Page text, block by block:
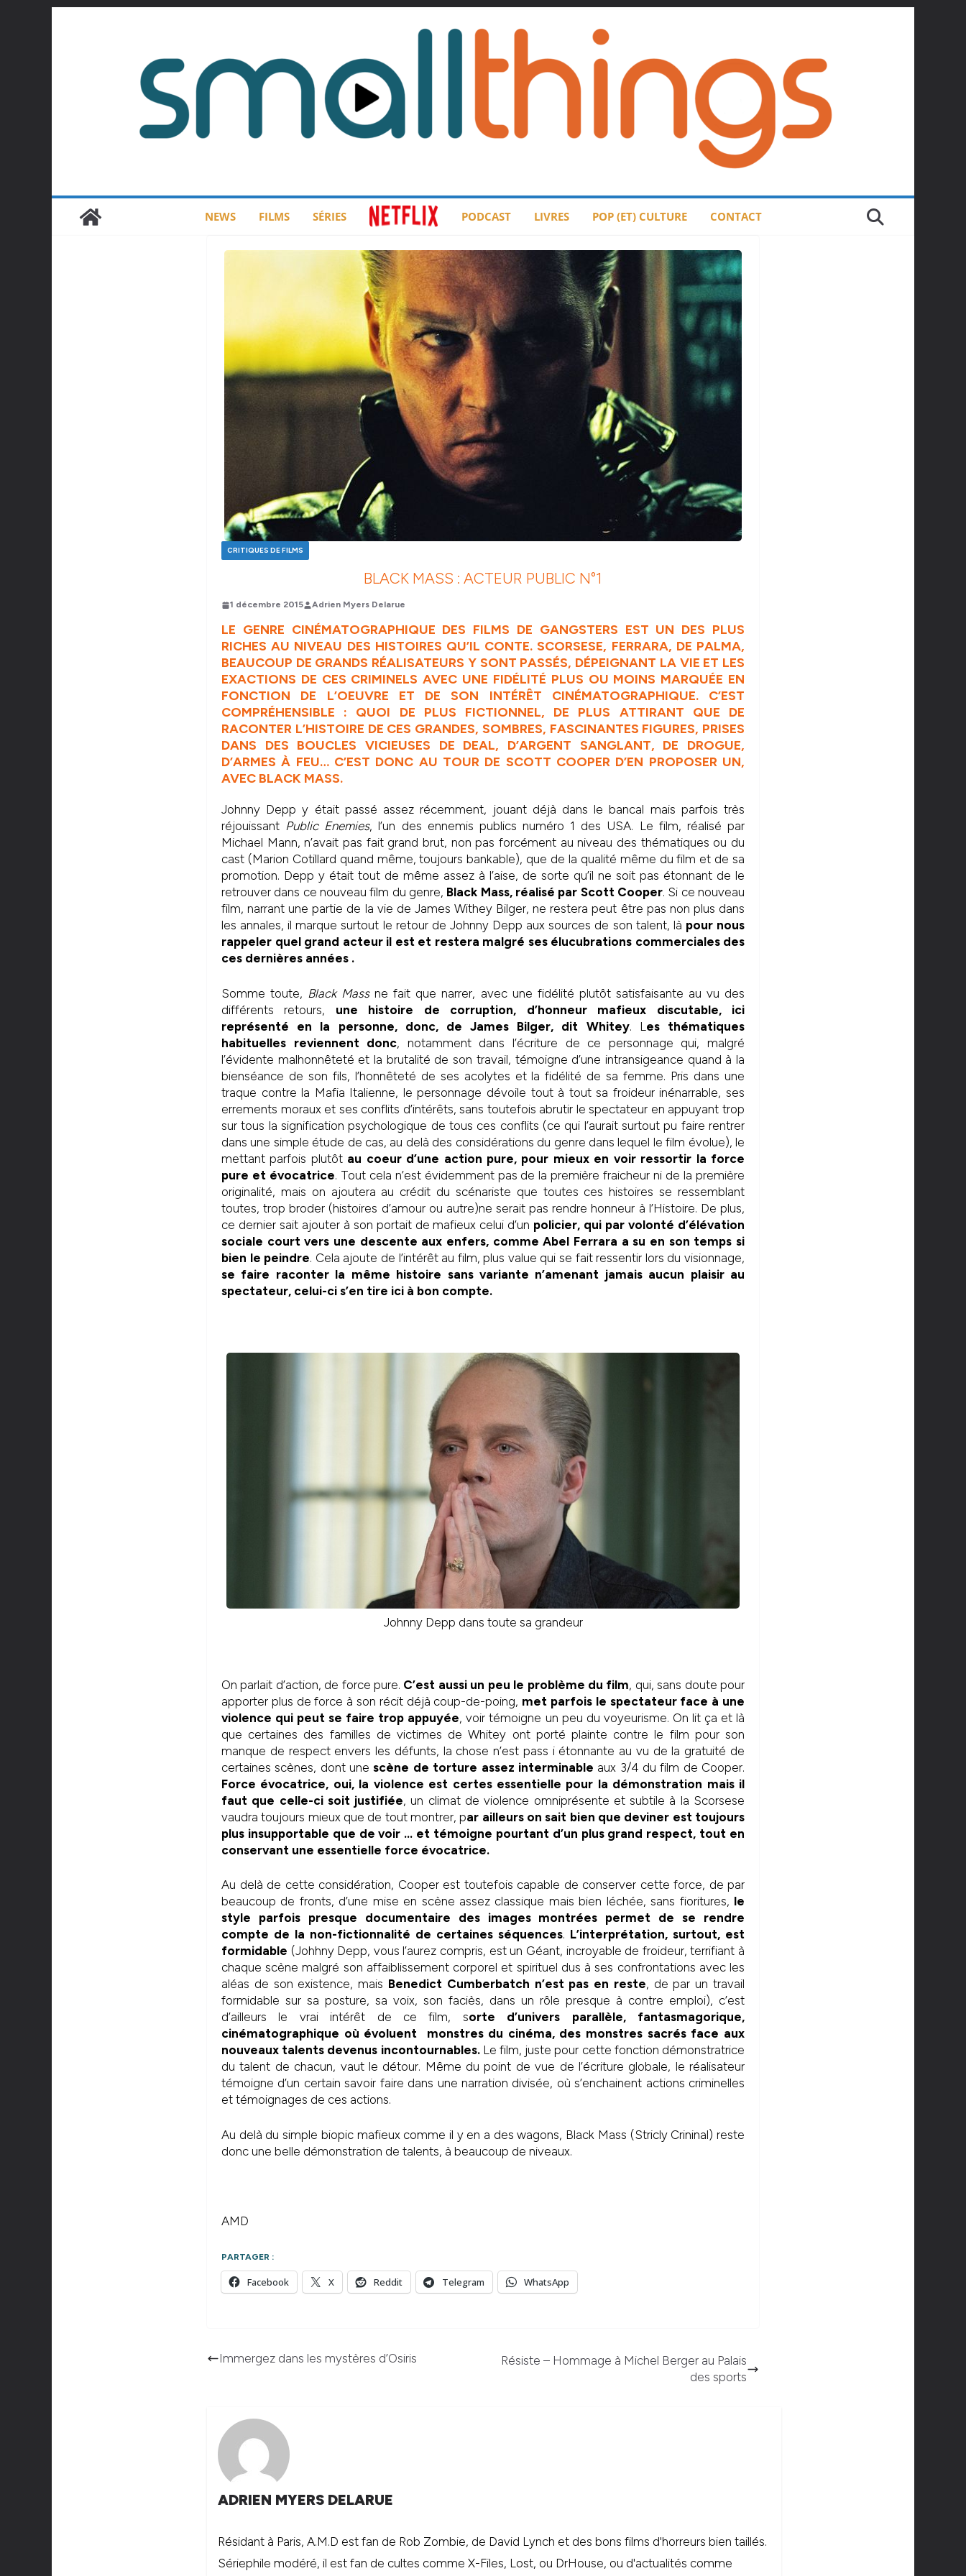
NEWS FILMS SÉRIES PODCAST LIVRES POP (ET) CULTURE CONTACT
CRITIQUES DE FILMS
BLACK MASS : ACTEUR PUBLIC N°1
1 décembre 2015 Adrien Myers Delarue
LE GENRE CINÉMATOGRAPHIQUE DES FILMS DE GANGSTERS EST UN DES PLUS
RICHES AU NIVEAU DES HISTOIRES QU’IL CONTE. SCORSESE, FERRARA, DE PALMA,
BEAUCOUP DE GRANDS RÉALISATEURS Y SONT PASSÉS, DÉPEIGNANT LA VIE ET LES
EXACTIONS DE CES CRIMINELS AVEC UNE FIDÉLITÉ PLUS OU MOINS MARQUÉE EN
FONCTION DE L’OEUVRE ET DE SON INTÉRÊT CINÉMATOGRAPHIQUE. C’EST
COMPRÉHENSIBLE : QUOI DE PLUS FICTIONNEL, DE PLUS ATTIRANT QUE DE
RACONTER L’HISTOIRE DE CES GRANDES, SOMBRES, FASCINANTES FIGURES, PRISES
DANS DES BOUCLES VICIEUSES DE DEAL, D’ARGENT SANGLANT, DE DROGUE,
D’ARMES À FEU… C’EST DONC AU TOUR DE SCOTT COOPER D’EN PROPOSER UN,
AVEC BLACK MASS.
Johnny Depp y était passé assez récemment, jouant déjà dans le bancal mais parfois très
réjouissant Public Enemies, l’un des ennemis publics numéro 1 des USA. Le film, réalisé par
Michael Mann, n’avait pas fait grand brut, non pas forcément au niveau des thématiques ou du
cast (Marion Cotillard quand même, toujours bankable), que de la qualité même du film et de sa
promotion. Depp y était tout de même assez à l’aise, de sorte qu’il ne soit pas étonnant de le
retrouver dans ce nouveau film du genre, Black Mass, réalisé par Scott Cooper. Si ce nouveau
film, narrant une partie de la vie de James Withey Bilger, ne restera peut être pas non plus dans
les annales, il marque surtout le retour de Johnny Depp aux sources de son talent, là pour nous
rappeler quel grand acteur il est et restera malgré ses élucubrations commerciales des
ces dernières années .
Somme toute, Black Massne fait que narrer, avec une fidélité plutôt satisfaisante au vu des
différents retours, une histoire de corruption, d’honneur mafieux discutable, ici
représenté en la personne, donc, de James Bilger, dit Whitey. L es thématiques
habituelles reviennent donc, notamment dans l’écriture de ce personnage qui, malgré
l’évidente malhonnêteté et la brutalité de son travail, témoigne d’une intransigeance quand à la
bienséance de son fils, l’honnêteté de ses acolytes et la fidélité de sa femme. Pris dans une
traque contre la Mafia Italienne, le personnage dévoile tout à tout sa froideur inénarrable, ses
errements moraux et ses conflits d’intérêts, sans toutefois abrutir le spectateur en appuyant trop
sur tous la signification psychologique de tous ces conflits (ce qui l’aurait surtout pu faire rentrer
dans une simple étude de cas, au delà des considérations du genre dans lequel le film évolue), le
mettant parfois plutôt au coeur d’une action pure, pour mieux en voir ressortir la force
pure et évocatrice. Tout cela n’est évidemment pas de la première fraicheur ni de la première
originalité, mais on ajoutera au crédit du scénariste que toutes ces histoires se ressemblant
toutes, trop broder (histoires d’amour ou autre)ne serait pas rendre honneur à l’Histoire. De plus,
ce dernier sait ajouter à son portait de mafieux celui d’un policier, qui par volonté d’élévation
sociale court vers une descente aux enfers, comme Abel Ferrara a su en son temps si
bien le peindre. Cela ajoute de l’intérêt au film, plus value qui se fait ressentir lors du visionnage,
se faire raconter la même histoire sans variante n’amenant jamais aucun plaisir au
spectateur, celui-ci s’en tire ici à bon compte.
Johnny Depp dans toute sa grandeur
On parlait d’action, de force pure. C’est aussi un peu le problème du film, qui, sans doute pour
apporter plus de force à son récit déjà coup-de-poing, met parfois le spectateur face à une
violence qui peut se faire trop appuyée, voir témoigne un peu du voyeurisme. On lit ça et là
que certaines des familles de victimes de Whitey ont porté plainte contre le film pour son
manque de respect envers les défunts, la chose n’est pass i étonnante au vu de la gratuité de
certaines scènes, dont unescène de torture assez interminable aux 3/4 du film de Cooper.
Force évocatrice, oui, la violence est certes essentielle pour la démonstration mais il
faut que celle-ci soit justifiée, un climat de violence omniprésente et subtile à la Scorsese
vaudra toujours mieux que de tout montrer, par ailleurs on sait bien que deviner est toujours
plus insupportable que de voir … et témoigne pourtant d’un plus grand respect, tout en
conservant une essentielle force évocatrice.
Au delà de cette considération, Cooper est toutefois capable de conserver cette force, de par
beaucoup de fronts, d’une mise en scène assez classique mais bien léchée, sans fioritures, le
style parfois presque documentaire des images montrées permet de se rendre
compte de la non-fictionnalité de certaines séquences. L’interprétation, surtout, est
formidable (Johhny Depp, vous l’aurez compris, est un Géant, incroyable de froideur, terrifiant à
chaque scène malgré son affaiblissement corporel et spirituel dus à ses confrontations avec les
aléas de son existence, mais Benedict Cumberbatch n’est pas en reste, de par un travail
formidable sur sa posture, sa voix, son faciès, dans un rôle presque à contre emploi), c’est
d’ailleurs le vrai intérêt de ce film, sorte d’univers parallèle, fantasmagorique,
cinématographique où évoluent monstres du cinéma, des monstres sacrés face aux
nouveaux talents devenus incontournables.Le film, juste pour cette fonction démonstratrice
du talent de chacun, vaut le détour. Même du point de vue de l’écriture globale, le réalisateur
témoigne d’un certain savoir faire dans une narration divisée, où s’enchainent actions criminelles
et témoignages de ces actions.
Au delà du simple biopic mafieux comme il y en a des wagons, Black Mass (Stricly Crininal) reste
donc une belle démonstration de talents, à beaucoup de niveaux.
AMD
PARTAGER :
Facebook X Reddit Telegram WhatsApp
Immergez dans les mystères d’Osiris
Résiste – Hommage à Michel Berger au Palais
des sports
ADRIEN MYERS DELARUE
Résidant à Paris, A.M.D est fan de Rob Zombie, de David Lynch et des bons films d'horreurs bien taillés.
Sériephile modéré, il est fan de cultes comme X-Files, Lost, ou DrHouse, ou d'actualités comme